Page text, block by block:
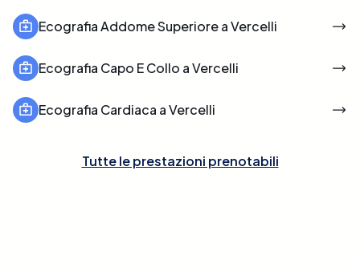
Ecografia Addome Superiore a Vercelli
Ecografia Capo E Collo a Vercelli
Ecografia Cardiaca a Vercelli
Tutte le prestazioni prenotabili